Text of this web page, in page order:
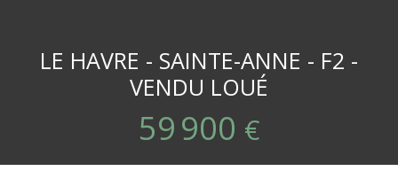
LE HAVRE - SAINTE-ANNE - F2 -
VENDU LOUÉ
59 900 €